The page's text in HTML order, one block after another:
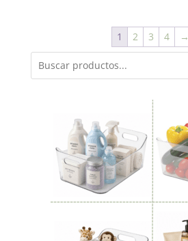
desde
7,95 €1 2 3 4 →